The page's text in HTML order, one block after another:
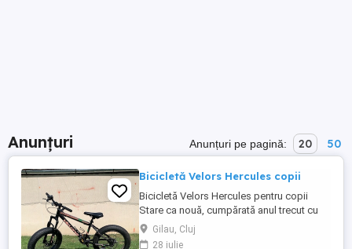
Anunțuri Anunțuri pe pagină: 20 50
Bicicletă Velors Hercules copii
Bicicletă Velors Hercules pentru copii
Stare ca nouă, cumpărată anul trecut cu
1250 lei Frâne disc față spate 7 viteze ,
schimbător Shimano Fără nici un defect
Gilau, Cluj
28 iulie